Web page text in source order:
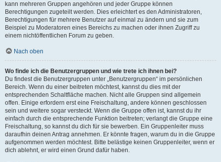
kann mehreren Gruppen angehören und jeder Gruppe können
Berechtigungen zugeteilt werden. Dies erleichtert es den Administratoren,
Berechtigungen für mehrere Benutzer auf einmal zu ändern und sie zum
Beispiel zu Moderatoren eines Bereichs zu machen oder ihnen Zugriff zu
einem nichtöffentlichen Forum zu geben.
Nach oben
Wo finde ich die Benutzergruppen und wie trete ich ihnen bei?
Du findest die Benutzergruppen unter „Benutzergruppen“ im persönlichen
Bereich. Wenn du einer beitreten möchtest, kannst du dies mit der
entsprechenden Schaltfläche machen. Nicht alle Gruppen sind allgemein
offen. Einige erfordern erst eine Freischaltung, andere können geschlossen
sein und weitere sogar versteckt. Wenn die Gruppe offen ist, kannst du ihr
einfach durch die entsprechende Funktion beitreten; verlangt die Gruppe eine
Freischaltung, so kannst du dich für sie bewerben. Ein Gruppenleiter muss
daraufhin deinen Antrag annehmen. Er könnte fragen, warum du in die Gruppe
aufgenommen werden möchtest. Bitte belästige keinen Gruppenleiter, wenn er
dich ablehnt, er wird einen Grund dafür haben.